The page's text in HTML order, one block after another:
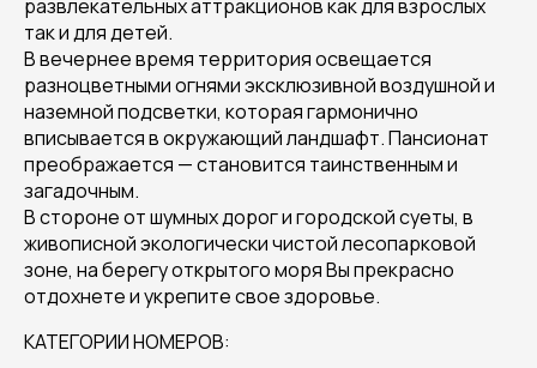
развлекательных аттракционов как для взрослых
так и для детей.
В вечернее время территория освещается
разноцветными огнями эксклюзивной воздушной и
наземной подсветки, которая гармонично
вписывается в окружающий ландшафт. Пансионат
преображается — становится таинственным и
загадочным.
В стороне от шумных дорог и городской суеты, в
живописной экологически чистой лесопарковой
зоне, на берегу открытого моря Вы прекрасно
отдохнете и укрепите свое здоровье.
КАТЕГОРИИ НОМЕРОВ: